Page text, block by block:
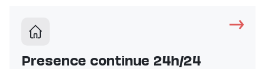
Presence continue 24h/24